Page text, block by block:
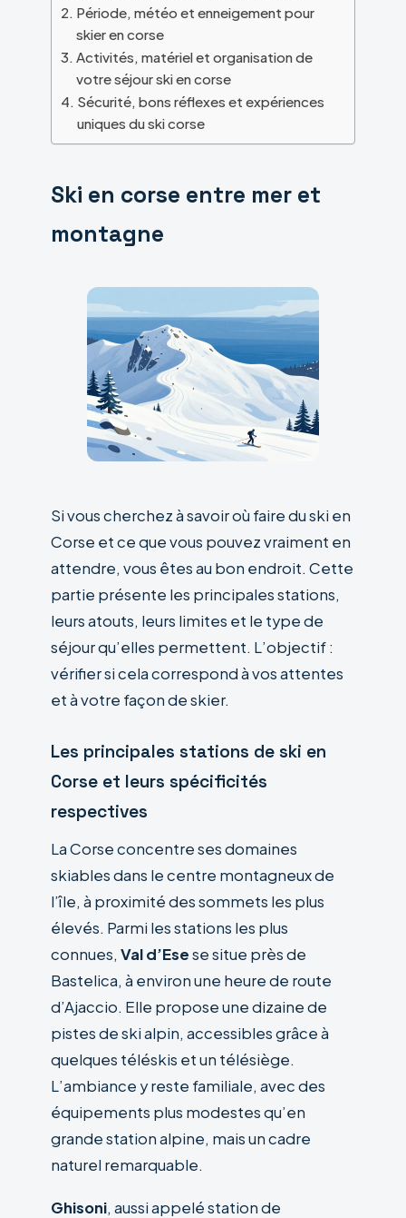
Période, météo et enneigement pour
skier en corse
Activités, matériel et organisation de
votre séjour ski en corse
Sécurité, bons réflexes et expériences
uniques du ski corse
Ski en corse entre mer et
montagne
Si vous cherchez à savoir où faire du ski en
Corse et ce que vous pouvez vraiment en
attendre, vous êtes au bon endroit. Cette
partie présente les principales stations,
leurs atouts, leurs limites et le type de
séjour qu’elles permettent. L’objectif :
vérifier si cela correspond à vos attentes
et à votre façon de skier.
Les principales stations de ski en
Corse et leurs spécificités
respectives
La Corse concentre ses domaines
skiables dans le centre montagneux de
l’île, à proximité des sommets les plus
élevés. Parmi les stations les plus
connues, Val d’Esese situe près de
Bastelica, à environ une heure de route
d’Ajaccio. Elle propose une dizaine de
pistes de ski alpin, accessibles grâce à
quelques téléskis et un télésiège.
L’ambiance y reste familiale, avec des
équipements plus modestes qu’en
grande station alpine, mais un cadre
naturel remarquable.
Ghisoni, aussi appelé station de